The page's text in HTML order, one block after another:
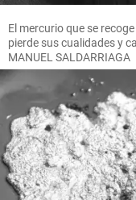
El mercurio que se
pierde sus cualidades y
MANUEL SALDARRIAGA